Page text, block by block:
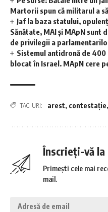
Martorii spun că militarul a
Jaf la baza statului,
Sănătate, MAI și MApN
de privilegii a
Sistemul antidronă de
blocat în Israel. MApN cere
TAG-URI: arest, contestație,
Înscrieți-vă
Primești cele mai
mail.